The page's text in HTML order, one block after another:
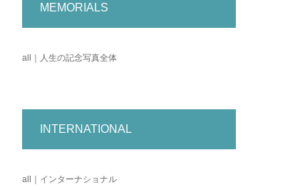
MEMORIALS
all｜人生の記念写真全体
INTERNATIONAL
all｜インターナショナル